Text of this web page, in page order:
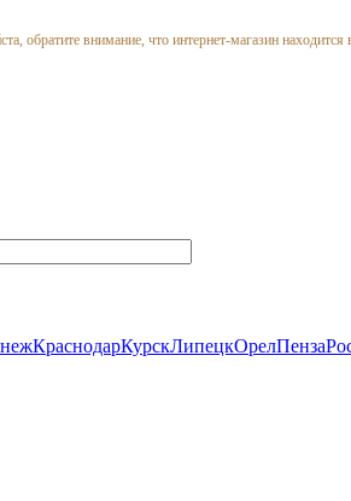
обратите внимание, что интернет-магазин
КраснодарКурскЛипецкОрелПенза